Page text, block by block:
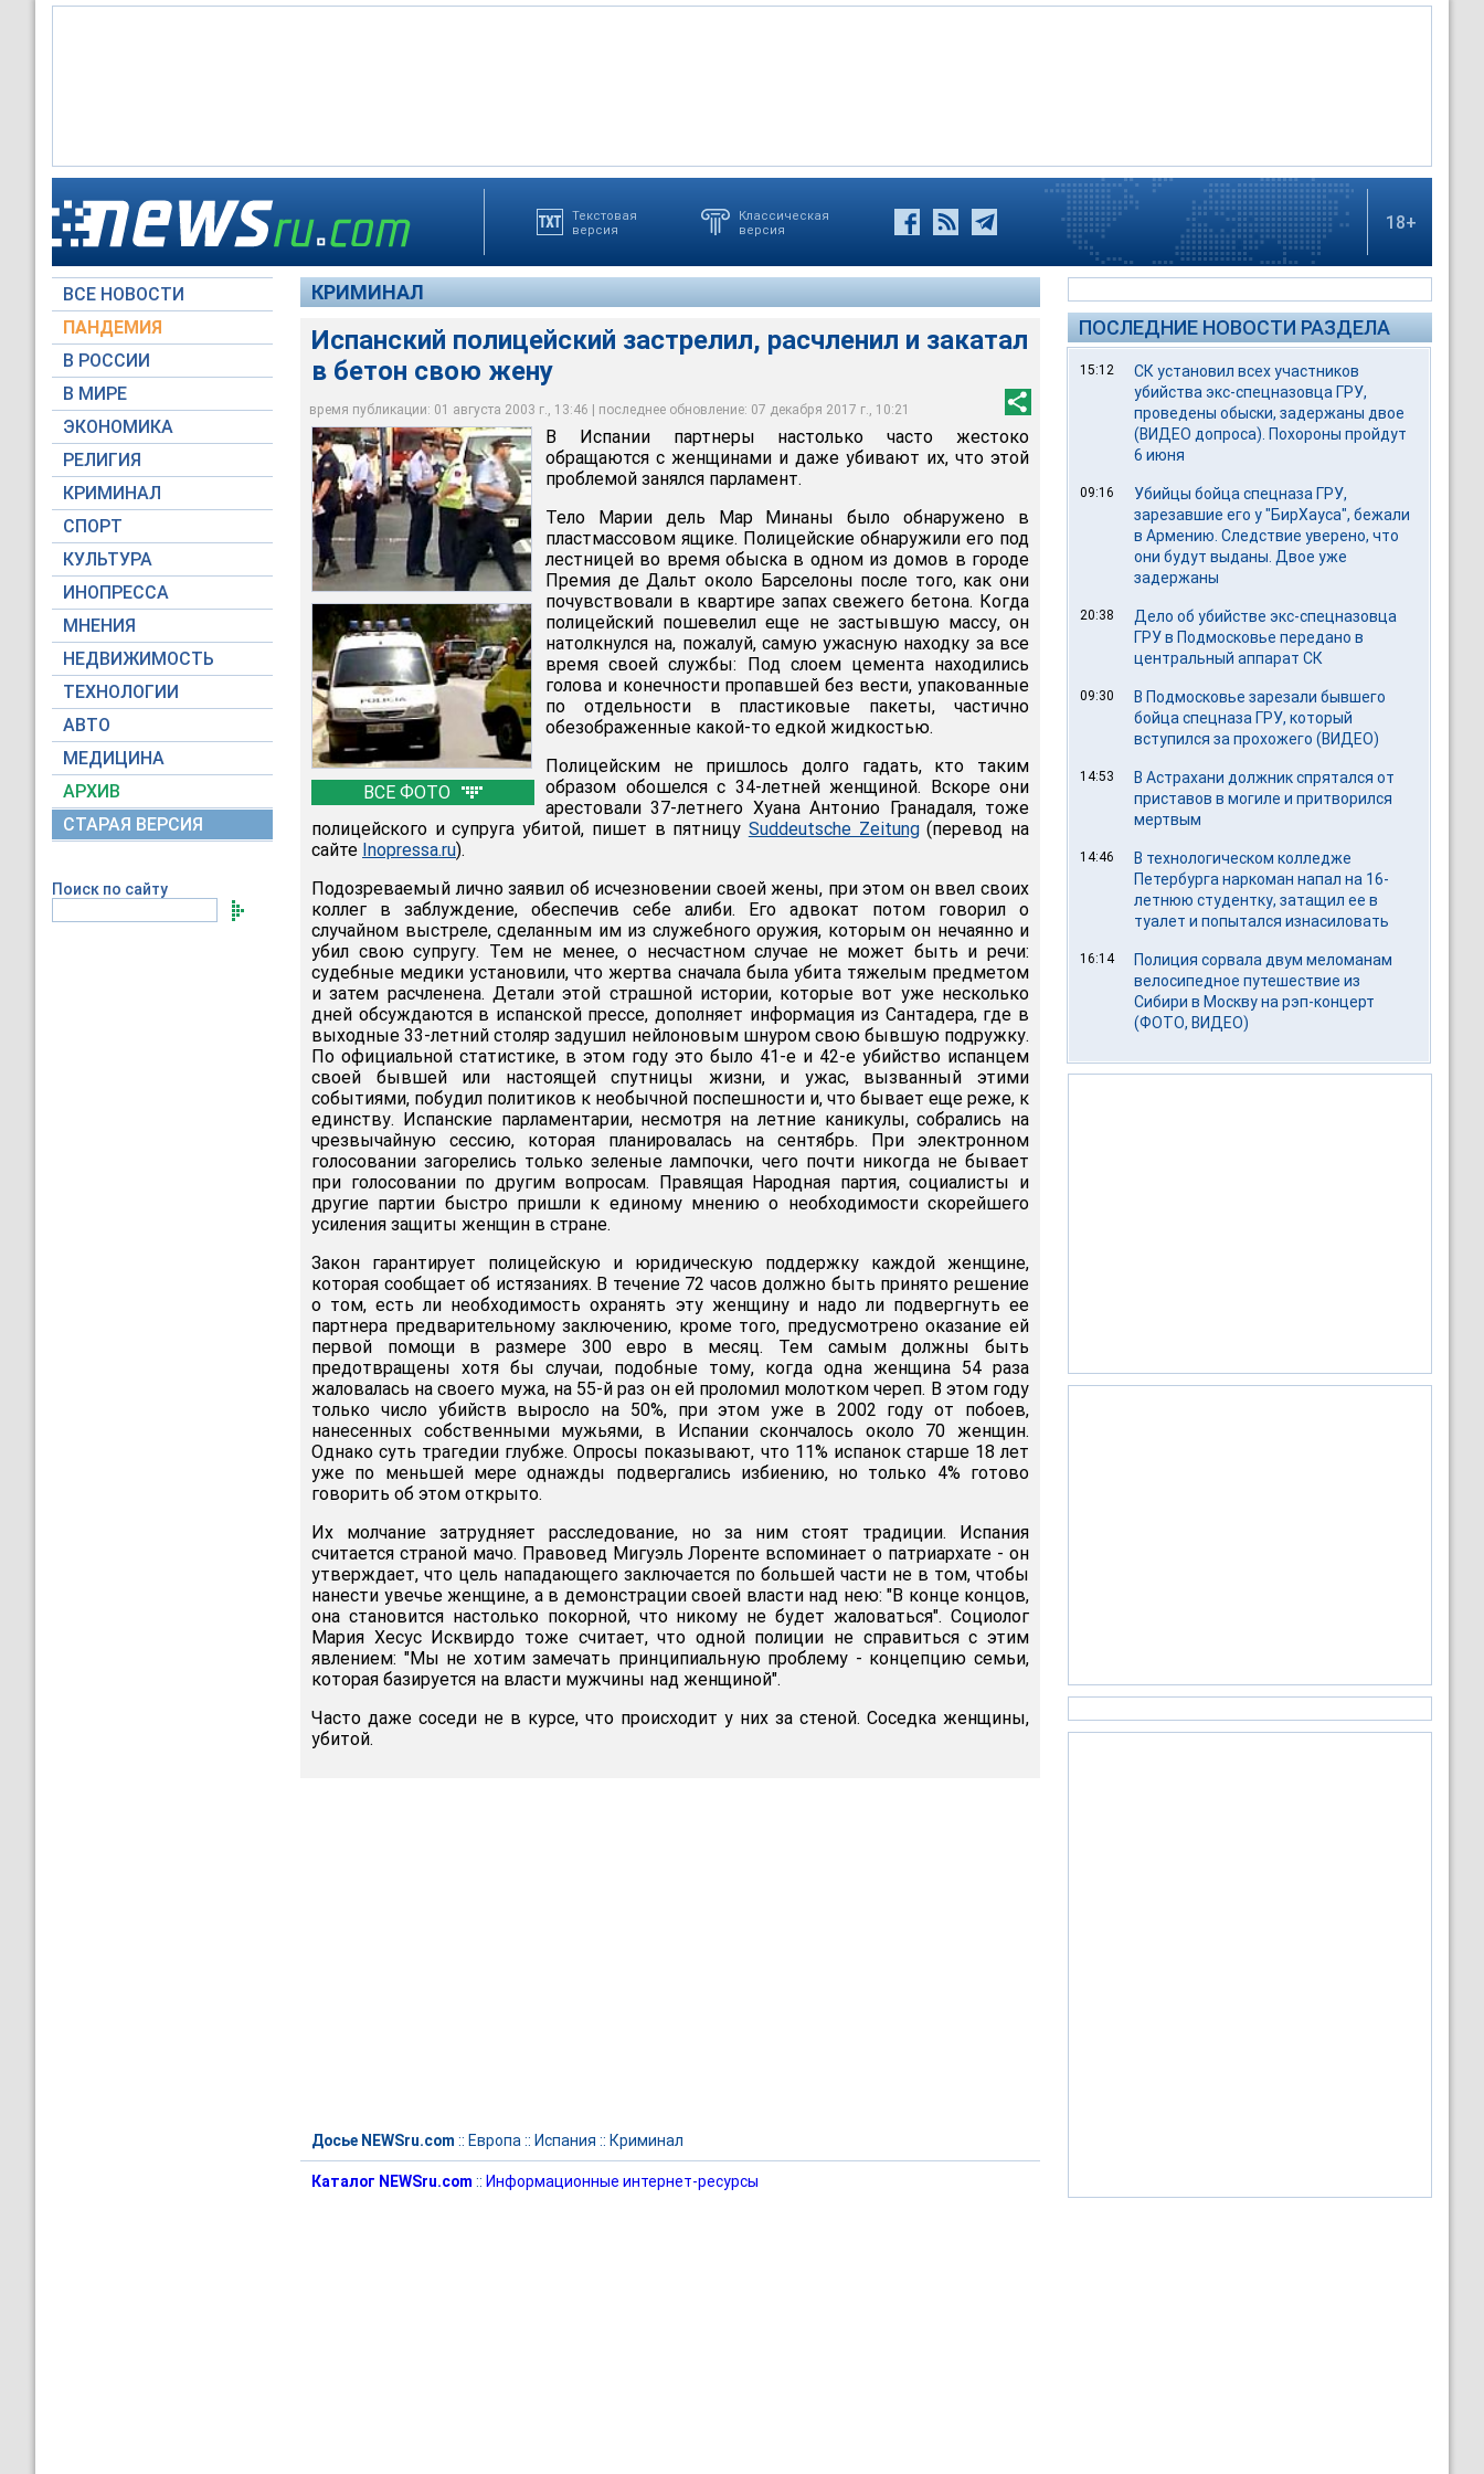
Текстовая
версия
Классическая
версия
18+
ВСЕ НОВОСТИ
ПАНДЕМИЯ
В РОССИИ
В МИРЕ
ЭКОНОМИКА
РЕЛИГИЯ
КРИМИНАЛ
СПОРТ
КУЛЬТУРА
ИНОПРЕССА
МНЕНИЯ
НЕДВИЖИМОСТЬ
ТЕХНОЛОГИИ
АВТО
МЕДИЦИНА
АРХИВ
СТАРАЯ ВЕРСИЯ
Поиск по сайту
КРИМИНАЛ
Испанский полицейский застрелил, расчленил и закатал
в бетон свою жену
время публикации: 01 августа 2003 г., 13:46 | последнее обновление: 07 декабря 2017 г., 10:21
ВСЕ ФОТО
Испанский полицейский застрелил, расчленил и закатал в бетон свою жену
Архив NEWSru.com
Полицейские обнаружили тело под лестницей во время обыска в одном из домов в
городе Премия де Дальт около Барселоны после того, как они почувствовали в
квартире запах свежего бетона
Архив NEWSru.com
Под слоем цемента находились голова и конечности пропавшей без вести,
упакованные по отдельности в пластиковые пакеты, частично обезображенные
какой-то едкой жидкостью
Архив NEWSru.com
В Испании партнеры настолько часто жестоко
обращаются с женщинами и даже убивают их, что этой
проблемой занялся парламент.
Тело Марии дель Мар Минаны было обнаружено в
пластмассовом ящике. Полицейские обнаружили его под
лестницей во время обыска в одном из домов в городе
Премия де Дальт около Барселоны после того, как они
почувствовали в квартире запах свежего бетона. Когда
полицейский пошевелил еще не застывшую массу, он
натолкнулся на, пожалуй, самую ужасную находку за все
время своей службы: Под слоем цемента находились
голова и конечности пропавшей без вести, упакованные
по отдельности в пластиковые пакеты, частично
обезображенные какой-то едкой жидкостью.
Полицейским не пришлось долго гадать, кто таким
образом обошелся с 34-летней женщиной. Вскоре они
арестовали 37-летнего Хуана Антонио Гранадаля, тоже
полицейского и супруга убитой, пишет в пятницу Suddeutsche Zeitung(перевод на
сайте Inopressa.ru).
Подозреваемый лично заявил об исчезновении своей жены, при этом он ввел своих
коллег в заблуждение, обеспечив себе алиби. Его адвокат потом говорил о
случайном выстреле, сделанным им из служебного оружия, которым он нечаянно и
убил свою супругу. Тем не менее, о несчастном случае не может быть и речи:
судебные медики установили, что жертва сначала была убита тяжелым предметом
и затем расчленена. Детали этой страшной истории, которые вот уже несколько
дней обсуждаются в испанской прессе, дополняет информация из Сантадера, где в
выходные 33-летний столяр задушил нейлоновым шнуром свою бывшую подружку.
По официальной статистике, в этом году это было 41-е и 42-е убийство испанцем
своей бывшей или настоящей спутницы жизни, и ужас, вызванный этими
событиями, побудил политиков к необычной поспешности и, что бывает еще реже, к
единству. Испанские парламентарии, несмотря на летние каникулы, собрались на
чрезвычайную сессию, которая планировалась на сентябрь. При электронном
голосовании загорелись только зеленые лампочки, чего почти никогда не бывает
при голосовании по другим вопросам. Правящая Народная партия, социалисты и
другие партии быстро пришли к единому мнению о необходимости скорейшего
усиления защиты женщин в стране.
Закон гарантирует полицейскую и юридическую поддержку каждой женщине,
которая сообщает об истязаниях. В течение 72 часов должно быть принято решение
о том, есть ли необходимость охранять эту женщину и надо ли подвергнуть ее
партнера предварительному заключению, кроме того, предусмотрено оказание ей
первой помощи в размере 300 евро в месяц. Тем самым должны быть
предотвращены хотя бы случаи, подобные тому, когда одна женщина 54 раза
жаловалась на своего мужа, на 55-й раз он ей проломил молотком череп. В этом году
только число убийств выросло на 50%, при этом уже в 2002 году от побоев,
нанесенных собственными мужьями, в Испании скончалось около 70 женщин.
Однако суть трагедии глубже. Опросы показывают, что 11% испанок старше 18 лет
уже по меньшей мере однажды подвергались избиению, но только 4% готово
говорить об этом открыто.
Их молчание затрудняет расследование, но за ним стоят традиции. Испания
считается страной мачо. Правовед Мигуэль Лоренте вспоминает о патриархате - он
утверждает, что цель нападающего заключается по большей части не в том, чтобы
нанести увечье женщине, а в демонстрации своей власти над нею: "В конце концов,
она становится настолько покорной, что никому не будет жаловаться". Социолог
Мария Хесус Исквирдо тоже считает, что одной полиции не справиться с этим
явлением: "Мы не хотим замечать принципиальную проблему - концепцию семьи,
которая базируется на власти мужчины над женщиной".
Часто даже соседи не в курсе, что происходит у них за стеной. Соседка женщины,
убитой.
Досье NEWSru.com :: Европа :: Испания :: Криминал
Каталог NEWSru.com :: Информационные интернет-ресурсы
ПОСЛЕДНИЕ НОВОСТИ РАЗДЕЛА
15:12
СК установил всех участников
убийства экс-спецназовца ГРУ,
проведены обыски, задержаны двое
(ВИДЕО допроса). Похороны пройдут
6 июня
09:16
Убийцы бойца спецназа ГРУ,
зарезавшие его у "БирХауса", бежали
в Армению. Следствие уверено, что
они будут выданы. Двое уже
задержаны
20:38
Дело об убийстве экс-спецназовца
ГРУ в Подмосковье передано в
центральный аппарат СК
09:30
В Подмосковье зарезали бывшего
бойца спецназа ГРУ, который
вступился за прохожего (ВИДЕО)
14:53
В Астрахани должник спрятался от
приставов в могиле и притворился
мертвым
14:46
В технологическом колледже
Петербурга наркоман напал на 16-
летнюю студентку, затащил ее в
туалет и попытался изнасиловать
16:14
Полиция сорвала двум меломанам
велосипедное путешествие из
Сибири в Москву на рэп-концерт
(ФОТО, ВИДЕО)